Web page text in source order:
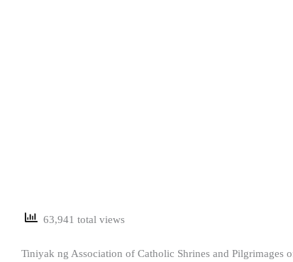
63,941 total views
Tiniyak ng Association of Catholic Shrines and Pilgrimages